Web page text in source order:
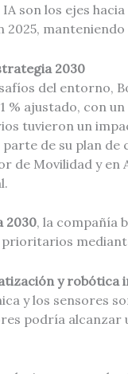
son los ejes
2025,
2030
del entorno,
% ajustado, con
tuvieron un
parte de su plan
de Movilidad y en
2030, la compañía
prioritarios
y robótica
y los sensores
podría